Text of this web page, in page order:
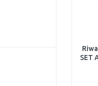
SET